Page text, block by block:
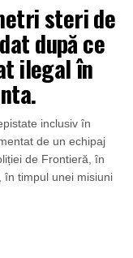
steri de
după ce
ilegal în
inclusiv în
de un echipaj
de Frontieră, în
în timpul unei misiuni